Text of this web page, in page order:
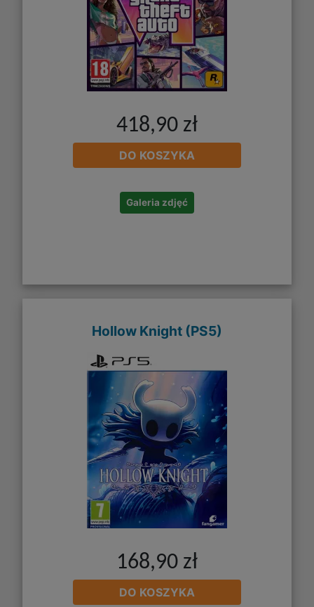
418,90 zł
DO KOSZYKA
Galeria zdjęć
Hollow Knight (PS5)
168,90 zł
DO KOSZYKA